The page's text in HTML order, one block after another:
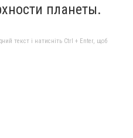
планеты.
текст і натисніть Ctrl + Enter, щоб